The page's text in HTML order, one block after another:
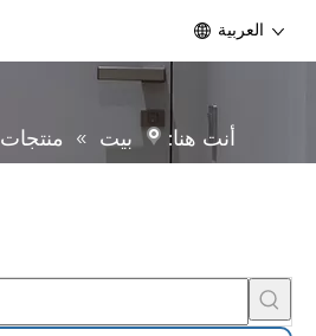
العربية
أنت هنا: بيت » منتجات